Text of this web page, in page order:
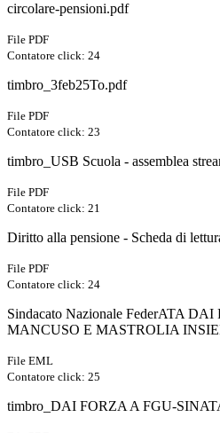
circolare-pensioni.pdf
File PDF
Contatore click: 24
timbro_3feb25To.pdf
File PDF
Contatore click: 23
timbro_USB Scuola - assemblea
File PDF
Contatore click: 21
Diritto alla pensione - Scheda di
File PDF
Contatore click: 24
Sindacato Nazionale FederATA
MANCUSO E MASTROLIA
File EML
Contatore click: 25
timbro_DAI FORZA A FGU-